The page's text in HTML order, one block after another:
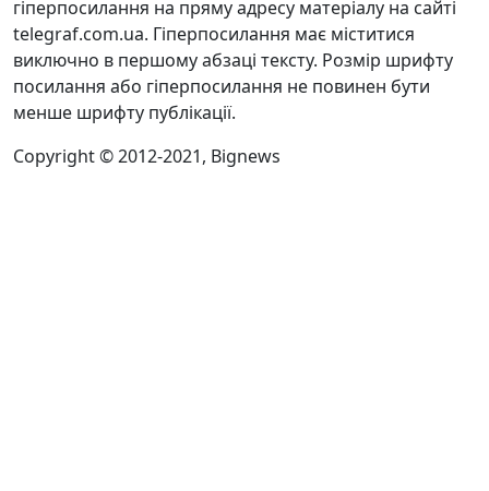
гіперпосилання на пряму адресу матеріалу на сайті
telegraf.com.ua. Гіперпосилання має міститися
виключно в першому абзаці тексту. Розмір шрифту
посилання або гіперпосилання не повинен бути
менше шрифту публікації.
Copyright © 2012-2021, Bignews